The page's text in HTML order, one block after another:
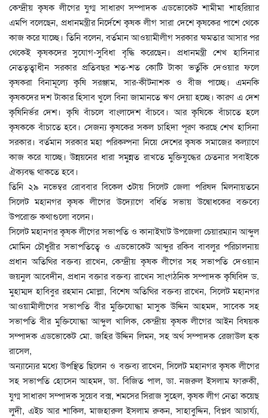
কেন্দ্রীয় কৃষক লীগের যুগ্ম সাধারণ সম্পাদক এডভোকেট শামীমা শাহরিয়ার
এমপি বলেছেন, প্রধানমন্ত্রীর নির্দেশে কৃষক লীগ সারা দেশে কৃষকের পাশে থেকে
কাজ করে যাচ্ছে। তিনি বলেন, বর্তমান আওয়ামীলীগ সরকার ক্ষমতার আসার পর
থেকেই কৃষকদের সুযোগ-সুবিধা বৃদ্ধি করেছেন। প্রধানমন্ত্রী শেখ হাসিনার
নেততৃত্বাধীন সরকার প্রতিবছর শত-শত কোটি টাকা ভর্তুকি দেওয়ার ফলে
কৃষকরা বিনামূল্যে কৃষি সরঞ্জাম, সার-কীটনাশক ও বীজ পাচ্ছে। এমনকি
কৃষকদের দশ টাকার হিসাব খুলে বিনা জামানতে ঋণ দেয়া হচ্ছে। কারণ এ দেশ
কৃষিনির্ভর দেশ। কৃষি বাঁচলে বাংলাদেশ বাঁচবে। আর কৃষিকে বাঁচাতে হলে
কৃষককে বাঁচাতে হবে। সেজন্য কৃষকের সকল চাহিদা পূরণ করছে শেখ হাসিনা
সরকার। বর্তমান সরকার মহা পরিকল্পনা নিয়ে দেশের কৃষক সমাজের কল্যাণে
কাজ করে যাচ্ছে। উন্নয়নের ধারা সমুন্নত রাখতে মুক্তিযুদ্ধের চেতনার সবাইকে
ঐক্যবদ্ধ থাকতে হবে।
তিনি ২৯ নভেম্বর রোববার বিকেল ৩টায় সিলেট জেলা পরিষদ মিলনায়তনে
সিলেট মহানগর কৃষক লীগের উদ্যোগে বর্ধিত সভায় উদ্বোধকের বক্তব্যে
উপরোক্ত কথাগুলো বলেন।
সিলেট মহানগর কৃষক লীগের সভাপতি ও কানাইঘাট উপজেলা চেয়ারম্যান আব্দুল
মোমিন চৌধুরীর সভাপতিত্বে ও এডভোকেট আব্দুর রকিব বাবলুর পরিচালনায়
প্রধান অতিথির বক্তব্য রাখেন, কেন্দ্রীয় কৃষক লীগের সহ সভাপতি দেওয়ান
জয়নুল আবেদীন, প্রধান বক্তার বক্তব্য রাখেন সাংগঠনিক সম্পাদক কৃষিবিদ ড.
মুহাম্মদ হাবিবুর রহমান মোল্লা, বিশেষ অতিথির বক্তব্য রাখেন, সিলেট মহানগর
আওয়ামীলীগের সভাপতি বীর মুক্তিযোদ্ধা মাসুক উদ্দিন আহমদ, সাবেক সহ
সভাপতি বীর মুক্তিযোদ্ধা আব্দুল খালিক, কেন্দ্রীয় কৃষক লীগের আইন বিষয়ক
সম্পাদক এডভোকেট মো. জহির উদ্দিন লিমন, সহ অর্থ সম্পাদক রেজাউল হক
রাসেল,
অন্যান্যের মধ্যে উপস্থিত ছিলেন ও বক্তব্য রাখেন, সিলেট মহানগর কৃষক লীগের
সহ সভাপতি হোসেন আহমদ, ডা. বিজিত পাল, ডা. নজরুল ইসলাম ফারুকী,
যুগ্ম সাধারণ সম্পাদক সুয়েব বক্স, শমসের সিরাজ সুহেল, কৃষক লীগ নেতা কয়েছ
লুদী, এইচ আর শাকিল, মাজহারুল ইসলাম রুকন, সাহাবুদ্দিন, বিপ্লব আচার্য্য,